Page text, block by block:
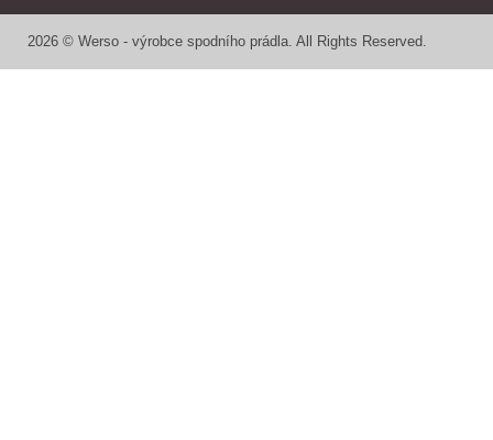
2026 © Werso - výrobce spodního prádla. All Rights Reserved.